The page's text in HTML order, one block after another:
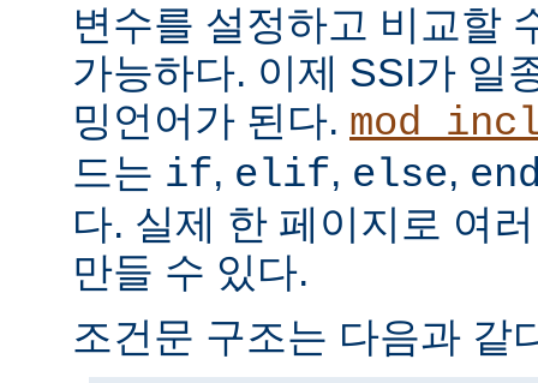
변수를 설정하고 비교할
가능하다. 이제 SSI가 일
밍언어가 된다.
드는 if, elif, else,
다. 실제 한 페이지로 여
만들 수 있다.
조건문 구조는 다음과 같